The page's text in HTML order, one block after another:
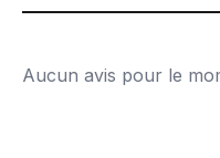
Aucun avis pour le